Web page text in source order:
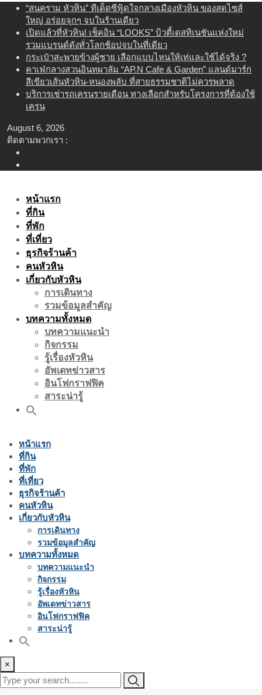
content
“สนคราม หัวหิน” ทีเด็ดซีฟู้ดใจกลางเมืองหัวหิน ของสดไซส์
ใหญ่ อร่อยจุกๆ จบในร้านเดียว
เปิดแล้วที่หัวหิน! เช็คอิน “LOOKS” บิวตี้เดสทิเนชันแห่งใหม่
รวมแบรนด์ดังทั่วโลกช้อปจบในที่เดียว
กระเป๋าสะพายข้างผู้ชาย เลือกแบบไหนให้เท่และใช้ได้จริง ?
คาเฟ่กลางสวนอินทผาลัม “AP.N Cafe & Garden” แลนด์มาร์ก
สีเขียวเส้นหัวหิน-หนองพลับ ที่สายธรรมชาติไม่ควรพลาด
บริการเช่ารถเครนรายเดือน ทางเลือกสำหรับโครงการที่ต้องใช้
เครน
August 6, 2026
ติดตามพวกเรา :
หน้าแรก
ที่กิน
ที่พัก
ที่เที่ยว
ธุรกิจร้านค้า
คนหัวหิน
เกี่ยวกับหัวหิน
การเดินทาง
รวมข้อมูลสำคัญ
บทความทั้งหมด
บทความแนะนำ
กิจกรรม
รู้เรื่องหัวหิน
อัพเดทข่าวสาร
อินโฟกราฟฟิค
สาระน่ารู้
หน้าแรก
ที่กิน
ที่พัก
ที่เที่ยว
ธุรกิจร้านค้า
คนหัวหิน
เกี่ยวกับหัวหิน
การเดินทาง
รวมข้อมูลสำคัญ
บทความทั้งหมด
บทความแนะนำ
กิจกรรม
รู้เรื่องหัวหิน
อัพเดทข่าวสาร
อินโฟกราฟฟิค
สาระน่ารู้
×